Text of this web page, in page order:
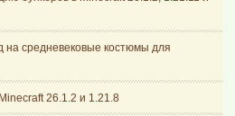
на средневековые костюмы для
26.1.2 и 1.21.8